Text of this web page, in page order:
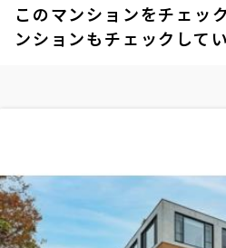
このマンションをチェッ
ンションもチェックしてい